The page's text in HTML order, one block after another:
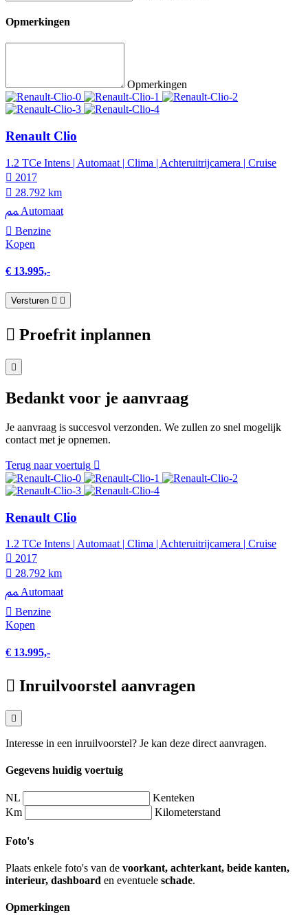
Opmerkingen
Opmerkingen
Renault Clio
1.2 TCe Intens | Automaat | Clima | Achteruitrijcamera | Cruise
2017
28.792 km
Automaat
Benzine
Kopen
€ 13.995,-
Versturen
Proefrit inplannen
Bedankt voor je aanvraag
Je aanvraag is succesvol verzonden. We zullen zo snel mogelijk
contact met je opnemen.
Terug naar voertuig
Renault Clio
1.2 TCe Intens | Automaat | Clima | Achteruitrijcamera | Cruise
2017
28.792 km
Automaat
Benzine
Kopen
€ 13.995,-
Inruilvoorstel aanvragen
Interesse in een inruilvoorstel? Je kan deze direct aanvragen.
Gegevens huidig voertuig
NL
Kenteken
Km
Kilometerstand
Foto's
Plaats enkele foto's van de voorkant, achterkant, beide kanten,
interieur, dashboard en eventuele schade.
Opmerkingen